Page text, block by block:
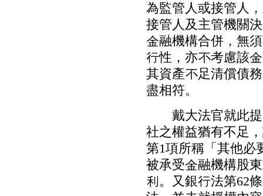
為監管人或接管人
接管人及主管機關
金融機構合併，無
行性，亦不考慮該
其資產不足清償債
盡相符。
戴大法官就此提
社之權益猶有不足
第1項所稱「其他必
被承受金融機構股
利。又銀行法第62